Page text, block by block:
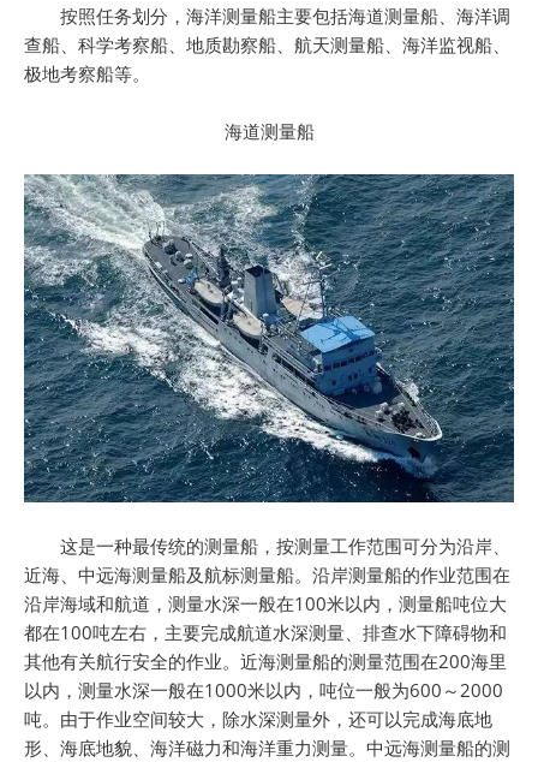
按照任务划分，海洋测量船主要包括海道测量船、海洋调
查船、科学考察船、地质勘察船、航天测量船、海洋监视船、
极地考察船等。
海道测量船
这是一种最传统的测量船，按测量工作范围可分为沿岸、
近海、中远海测量船及航标测量船。沿岸测量船的作业范围在
沿岸海域和航道，测量水深一般在100米以内，测量船吨位大
都在100吨左右，主要完成航道水深测量、排查水下障碍物和
其他有关航行安全的作业。近海测量船的测量范围在200海里
以内，测量水深一般在1000米以内，吨位一般为600～2000
吨。由于作业空间较大，除水深测量外，还可以完成海底地
形、海底地貌、海洋磁力和海洋重力测量。中远海测量船的测